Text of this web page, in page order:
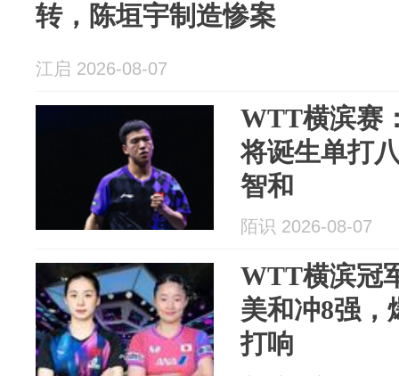
转，陈垣宇制造惨案
江启 2026-08-07
WTT横滨赛
将诞生单打
智和
陌识 2026-08-07
WTT横滨冠
美和冲8强，
打响